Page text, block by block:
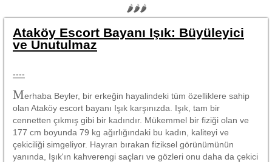
🌶🌶🌶
Ataköy Escort Bayanı Işık: Büyüleyici
ve Unutulmaz
----
Merhaba Beyler, bir erkeğin hayalindeki tüm özelliklere sahip
olan Ataköy escort bayanı Işık karşınızda. Işık, tam bir
cennetten çıkmış gibi bir kadındır. Mükemmel bir fiziği olan ve
177 cm boyunda 79 kg ağırlığındaki bu kadın, kaliteyi ve
çekiciliği simgeliyor. Hayran bırakan fiziksel görünümünün
yanında, Işık'ın kahverengi saçları ve gözleri onu daha da çekici